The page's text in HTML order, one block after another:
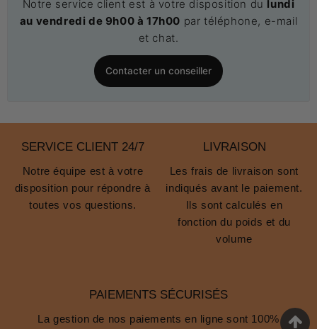
Notre service client est à votre disposition du lundi
au vendredi de 9h00 à 17h00 par téléphone, e-mail
et chat.
Contacter un conseiller
SERVICE CLIENT 24/7
Notre équipe est à votre
disposition pour répondre à
toutes vos questions.
LIVRAISON
Les frais de livraison sont
indiqués avant le paiement.
Ils sont calculés en
fonction du poids et du
volume
PAIEMENTS SÉCURISÉS
La gestion de nos paiements en ligne sont 100%